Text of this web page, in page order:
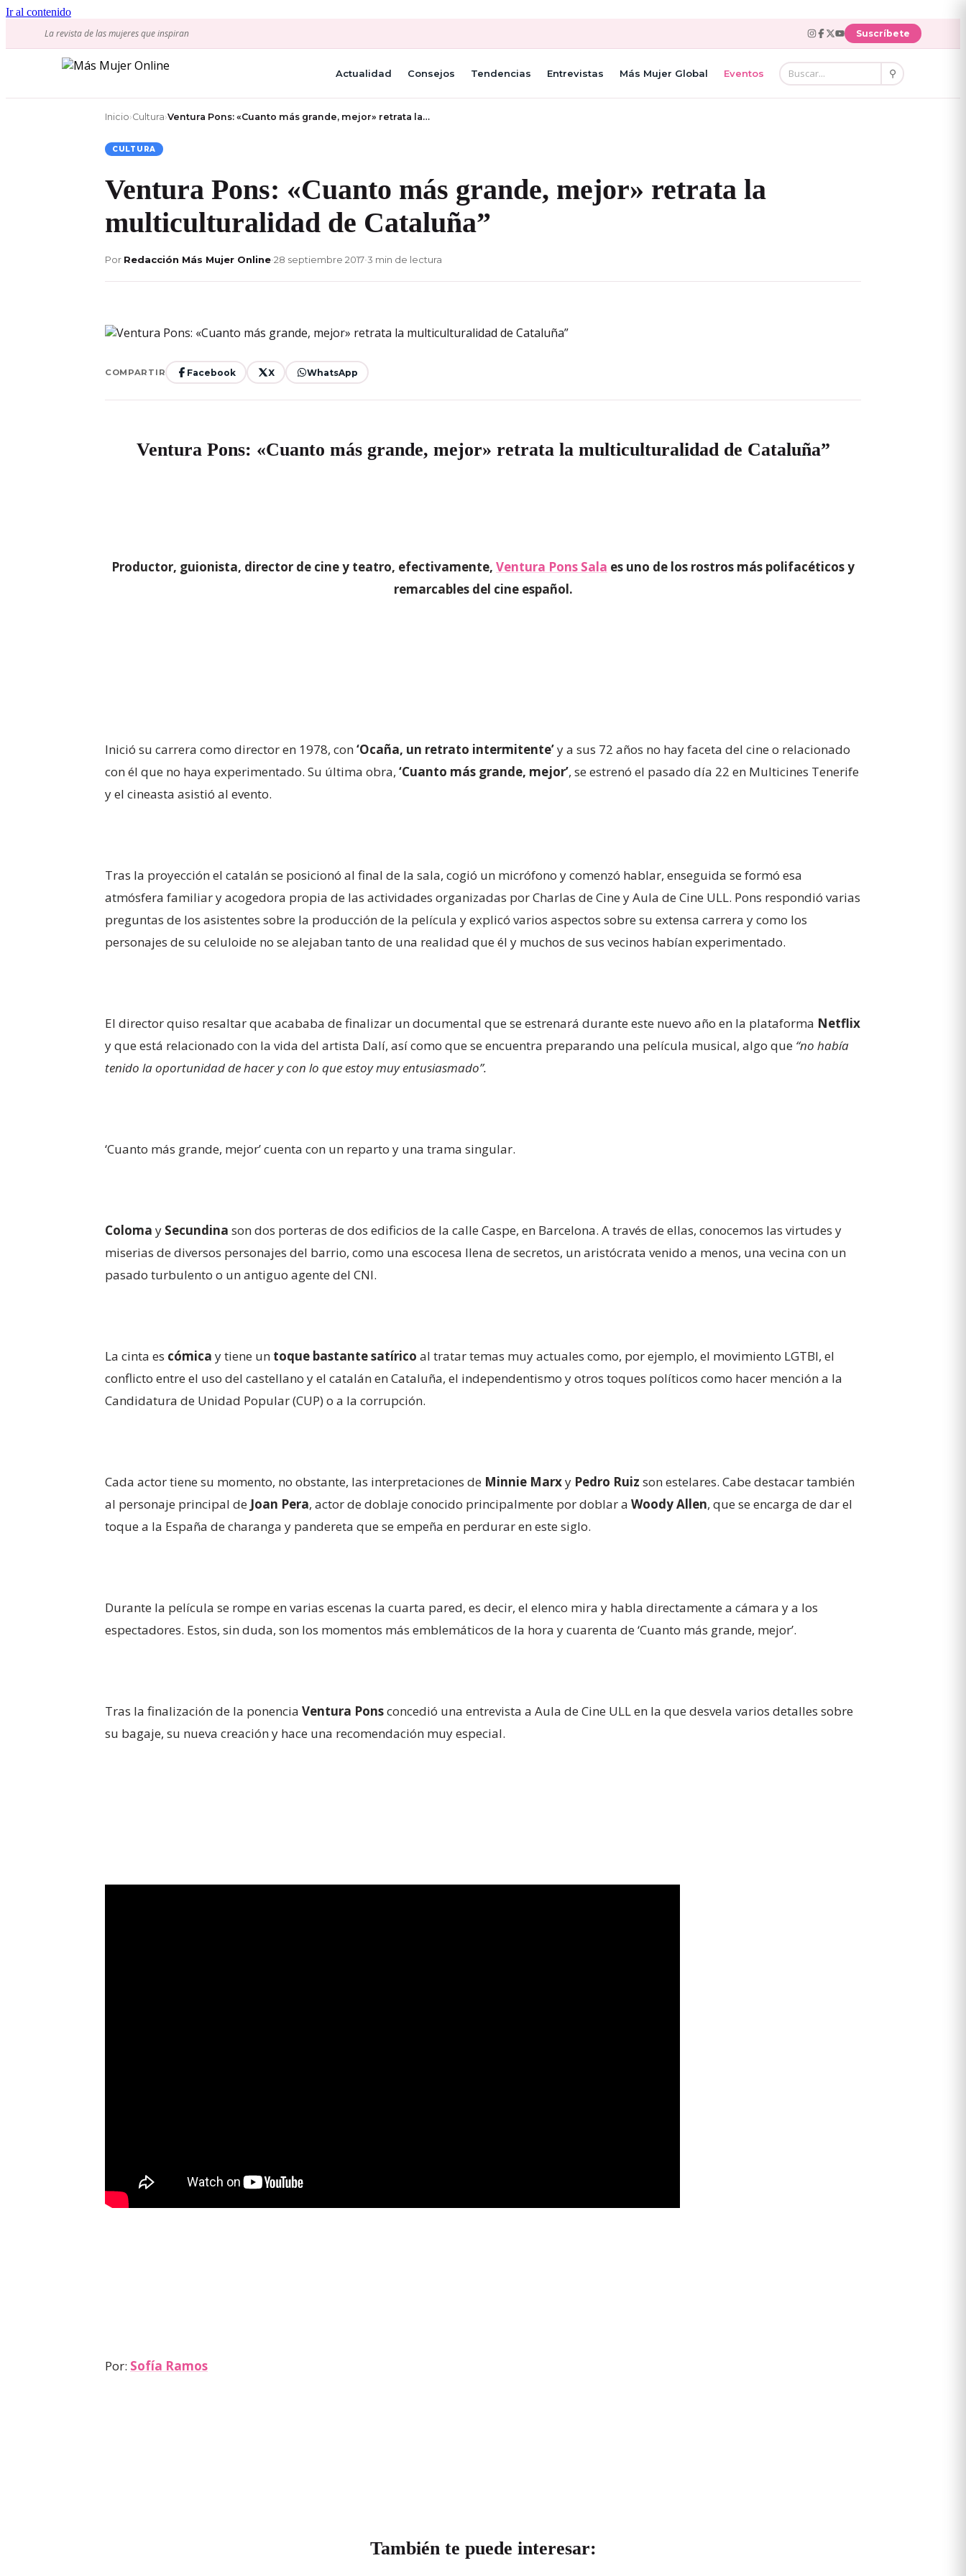
Ir al contenido
La revista de las mujeres que inspiran
Suscríbete
Actualidad Consejos Tendencias Entrevistas Más Mujer Global Eventos ⚲
Inicio›Cultura›Ventura Pons: «Cuanto más grande, mejor» retrata la…
CULTURA
Ventura Pons: «Cuanto más grande, mejor» retrata la
multiculturalidad de Cataluña”
Por Redacción Más Mujer Online•28 septiembre 2017•3 min de lectura
COMPARTIR Facebook X WhatsApp
Ventura Pons: «Cuanto más grande, mejor» retrata la multiculturalidad de Cataluña”
Productor, guionista, director de cine y teatro, efectivamente, Ventura Pons Sala es uno de los rostros más polifacéticos y
remarcables del cine español.
Inició su carrera como director en 1978, con‘Ocaña, un retrato intermitente’y a sus 72 años no hay faceta del cine o relacionado
con él que no haya experimentado. Su última obra, ‘Cuanto más grande, mejor’, se estrenó el pasado día 22 en Multicines Tenerife
y el cineasta asistió al evento.
Tras la proyección el catalán se posicionó al final de la sala, cogió un micrófono y comenzó hablar, enseguida se formó esa
atmósfera familiar y acogedora propia de las actividades organizadas por Charlas de Cine y Aula de Cine ULL. Pons respondió varias
preguntas de los asistentes sobre la producción de la película y explicó varios aspectos sobre su extensa carrera y como los
personajes de su celuloide no se alejaban tanto de una realidad que él y muchos de sus vecinos habían experimentado.
El director quiso resaltar que acababa de finalizar un documental que se estrenará durante este nuevo año en la plataforma Netflix
y que está relacionado con la vida del artista Dalí, así como que se encuentra preparando una película musical, algo que “no había
tenido la oportunidad de hacer y con lo que estoy muy entusiasmado”.
‘Cuanto más grande, mejor’ cuenta con un reparto y una trama singular.
Coloma y Secundina son dos porteras de dos edificios de la calle Caspe, en Barcelona. A través de ellas, conocemos las virtudes y
miserias de diversos personajes del barrio, como una escocesa llena de secretos, un aristócrata venido a menos, una vecina con un
pasado turbulento o un antiguo agente del CNI.
La cinta es cómica y tiene un toque bastante satírico al tratar temas muy actuales como, por ejemplo, el movimiento LGTBI, el
conflicto entre el uso del castellano y el catalán en Cataluña, el independentismo y otros toques políticos como hacer mención a la
Candidatura de Unidad Popular​​ (CUP) o a la corrupción.
Cada actor tiene su momento, no obstante, las interpretaciones de Minnie Marxy Pedro Ruiz son estelares. Cabe destacar también
al personaje principal de Joan Pera, actor de doblaje conocido principalmente por doblar a Woody Allen, que se encarga de dar el
toque a la España de charanga y pandereta que se empeña en perdurar en este siglo.
Durante la película se rompe en varias escenas la cuarta pared, es decir, el elenco mira y habla directamente a cámara y a los
espectadores. Estos, sin duda, son los momentos más emblemáticos de la hora y cuarenta de ‘Cuanto más grande, mejor’.
Tras la finalización de la ponencia Ventura Ponsconcedió una entrevista a Aula de Cine ULL en la que desvela varios detalles sobre
su bagaje, su nueva creación y hace una recomendación muy especial.
Por: Sofía Ramos
También te puede interesar: